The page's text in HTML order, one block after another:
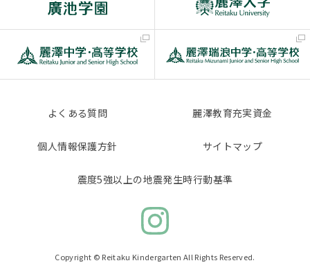
よくある質問 麗澤教育充実資金
個人情報保護方針 サイトマップ
震度5強以上の地震発生時行動基準
Copyright © Reitaku Kindergarten All Rights Reserved.